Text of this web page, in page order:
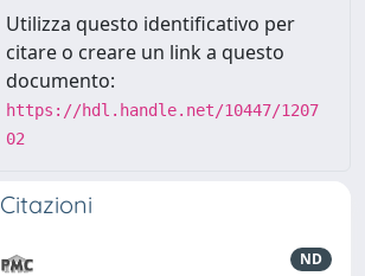
Utilizza questo identificativo per
citare o creare un link a questo
documento:
https://hdl.handle.net/10447/1207
02
Citazioni
ND